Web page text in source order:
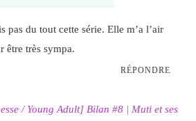
pas du tout cette série. Elle m’a l’air
être très sympa.
RÉPONDRE
/ Young Adult] Bilan #8 | Muti et ses